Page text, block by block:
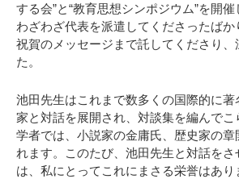
する会”と“教育思想シンポジウム”を開
わざわざ代表を派遣してくださったばか
祝賀のメッセージまで託してくださり、
た。
池田先生はこれまで数多くの国際的に
家と対話を展開され、対談集を編んで
学者では、小説家の金庸氏、歴史家の章
れます。このたび、池田先生と対話をさ
は、私にとってこれにまさる栄誉はあり